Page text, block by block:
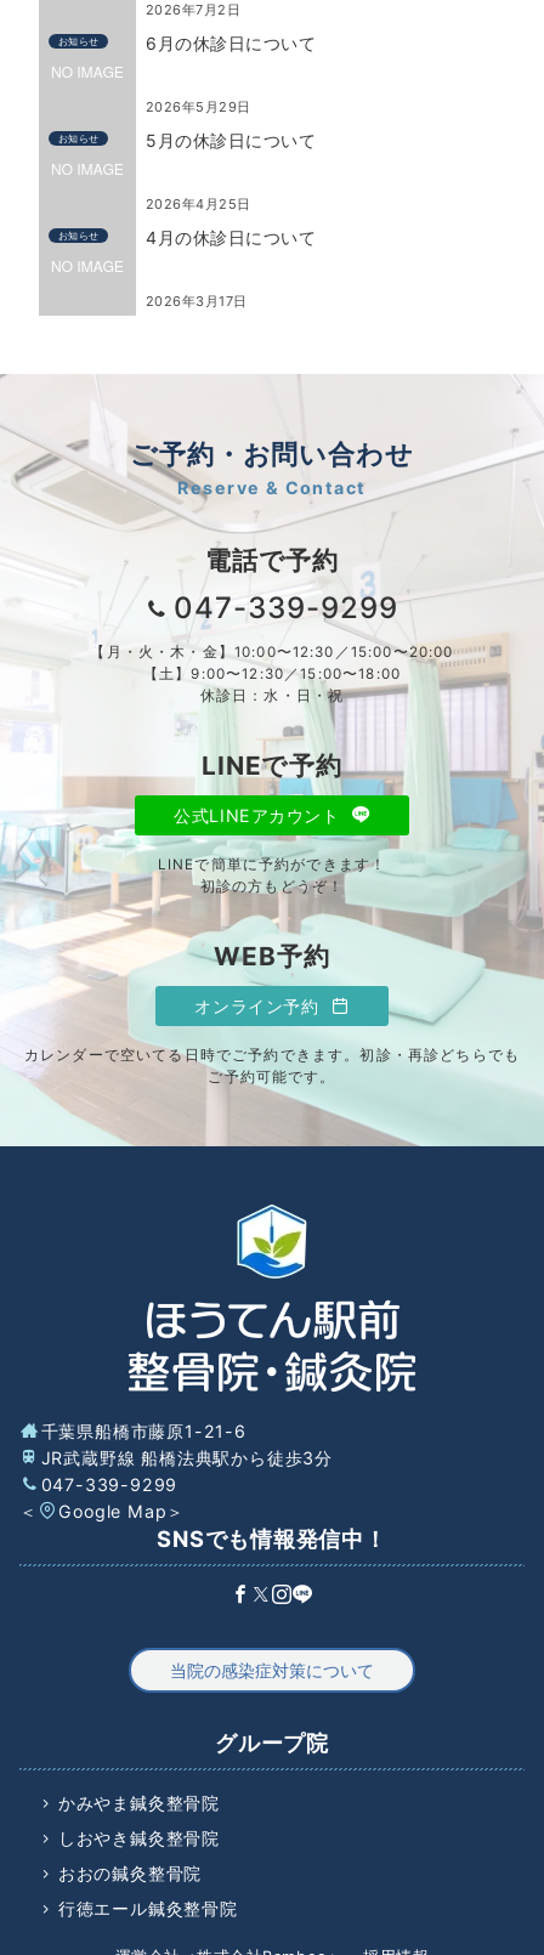
2026年7月2日
お知らせ 6月の休診日について
2026年5月29日
お知らせ 5月の休診日について
2026年4月25日
お知らせ 4月の休診日について
2026年3月17日
ご予約・お問い合わせ
Reserve & Contact
電話で予約
047-339-9299
【月・火・木・金】10:00〜12:30／15:00〜20:00
【土】9:00〜12:30／15:00〜18:00
休診日：水・日・祝
LINEで予約
公式LINEアカウント
LINEで簡単に予約ができます！
初診の方もどうぞ！
WEB予約
オンライン予約
カレンダーで空いてる日時でご予約できます。初診・再診どちらでも
ご予約可能です。
千葉県船橋市藤原1-21-6
JR武蔵野線 船橋法典駅から徒歩3分
047-339-9299
＜
Google Map ＞
SNSでも情報発信中！
当院の感染症対策について
グループ院
かみやま鍼灸整骨院
しおやき鍼灸整骨院
おおの鍼灸整骨院
行徳エール鍼灸整骨院